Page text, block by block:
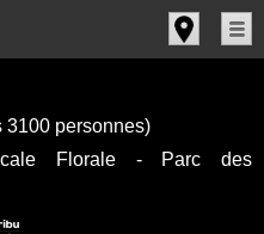
3100 personnes)
Florale - Parc des